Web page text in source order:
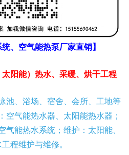
统、空气能热泵厂家直销】
阳能）热水、采暖、烘干工程
池、浴场、宿舍、会所、工地等
空气能热水器、太阳能热水器；
气能热水系统；维护：太阳能、
程维护与维修。